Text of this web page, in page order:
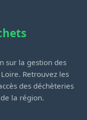
sur la gestion des
Retrouvez les
des déchèteries
la région.